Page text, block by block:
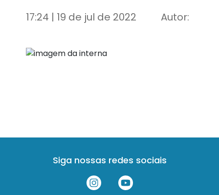
17:24 | 19 de jul de 2022 Autor:
Siga nossas redes sociais